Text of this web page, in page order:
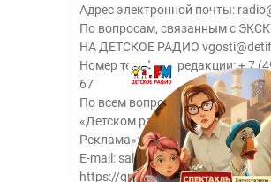
Адрес электронной почты:
По вопросам, связанным с
НА ДЕТСКОЕ РАДИО
Номер телефона редакции:+ 7
67
По всем вопросам размещения
«Детском радио» - сейлз-хаус
Реклама»:+7 (495) 921-40-41
E-mail: sales@gazprom-media.ru
https://gpmsaleshouse.ru/